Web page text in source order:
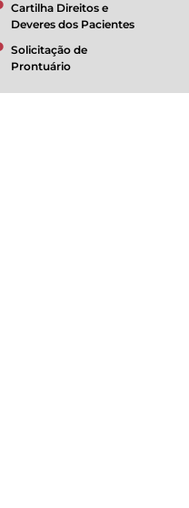
Cartilha Direitos e
Deveres dos Pacientes
Solicitação de
Prontuário